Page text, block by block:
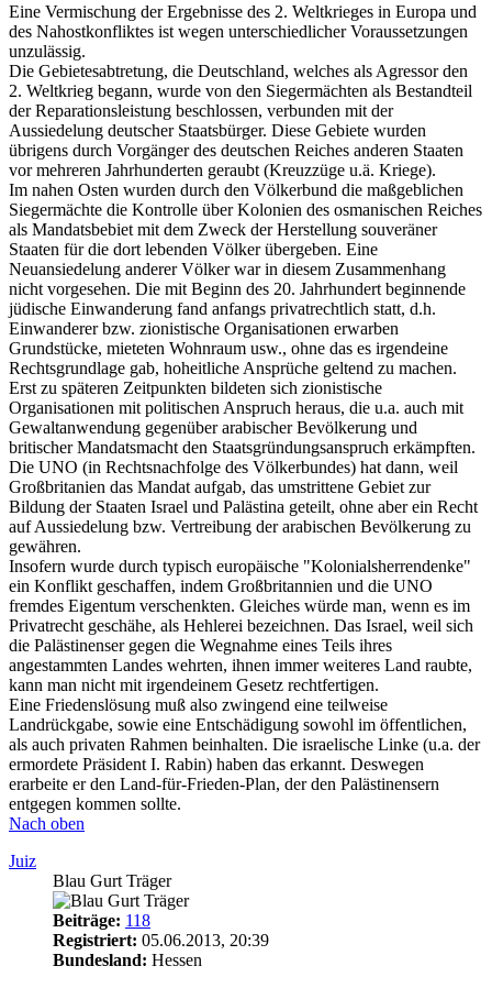
Eine Vermischung der Ergebnisse des 2. Weltkrieges in Europa und
des Nahostkonfliktes ist wegen unterschiedlicher Voraussetzungen
unzulässig.
Die Gebietesabtretung, die Deutschland, welches als Agressor den
2. Weltkrieg begann, wurde von den Siegermächten als Bestandteil
der Reparationsleistung beschlossen, verbunden mit der
Aussiedelung deutscher Staatsbürger. Diese Gebiete wurden
übrigens durch Vorgänger des deutschen Reiches anderen Staaten
vor mehreren Jahrhunderten geraubt (Kreuzzüge u.ä. Kriege).
Im nahen Osten wurden durch den Völkerbund die maßgeblichen
Siegermächte die Kontrolle über Kolonien des osmanischen Reiches
als Mandatsbebiet mit dem Zweck der Herstellung souveräner
Staaten für die dort lebenden Völker übergeben. Eine
Neuansiedelung anderer Völker war in diesem Zusammenhang
nicht vorgesehen. Die mit Beginn des 20. Jahrhundert beginnende
jüdische Einwanderung fand anfangs privatrechtlich statt, d.h.
Einwanderer bzw. zionistische Organisationen erwarben
Grundstücke, mieteten Wohnraum usw., ohne das es irgendeine
Rechtsgrundlage gab, hoheitliche Ansprüche geltend zu machen.
Erst zu späteren Zeitpunkten bildeten sich zionistische
Organisationen mit politischen Anspruch heraus, die u.a. auch mit
Gewaltanwendung gegenüber arabischer Bevölkerung und
britischer Mandatsmacht den Staatsgründungsanspruch erkämpften.
Die UNO (in Rechtsnachfolge des Völkerbundes) hat dann, weil
Großbritanien das Mandat aufgab, das umstrittene Gebiet zur
Bildung der Staaten Israel und Palästina geteilt, ohne aber ein Recht
auf Aussiedelung bzw. Vertreibung der arabischen Bevölkerung zu
gewähren.
Insofern wurde durch typisch europäische "Kolonialsherrendenke"
ein Konflikt geschaffen, indem Großbritannien und die UNO
fremdes Eigentum verschenkten. Gleiches würde man, wenn es im
Privatrecht geschähe, als Hehlerei bezeichnen. Das Israel, weil sich
die Palästinenser gegen die Wegnahme eines Teils ihres
angestammten Landes wehrten, ihnen immer weiteres Land raubte,
kann man nicht mit irgendeinem Gesetz rechtfertigen.
Eine Friedenslösung muß also zwingend eine teilweise
Landrückgabe, sowie eine Entschädigung sowohl im öffentlichen,
als auch privaten Rahmen beinhalten. Die israelische Linke (u.a. der
ermordete Präsident I. Rabin) haben das erkannt. Deswegen
erarbeite er den Land-für-Frieden-Plan, der den Palästinensern
entgegen kommen sollte.
Nach oben
Juiz
Blau Gurt Träger
Beiträge: 118
Registriert: 05.06.2013, 20:39
Bundesland: Hessen